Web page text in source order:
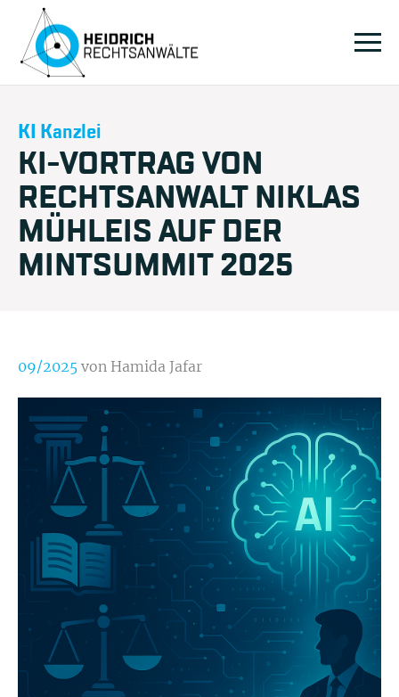
KI Kanzlei
KI-VORTRAG VON
RECHTSANWALT NIKLAS
MÜHLEIS AUF DER
MINTSUMMIT 2025
09/2025 von Hamida Jafar